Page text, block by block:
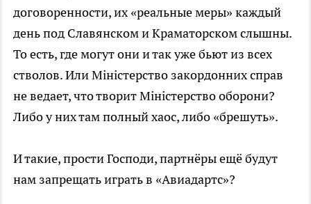
договоренности, их «реальные меры» каждый
день под Славянском и Краматорском слышны.
То есть, где могут они и так уже бьют из всех
стволов. Или Міністерство закордонних справ
не ведает, что творит Міністерство оборони?
Либо у них там полный хаос, либо «брешуть».
И такие, прости Господи, партнёры ещё будут
нам запрещать играть в «Авиадартс»?